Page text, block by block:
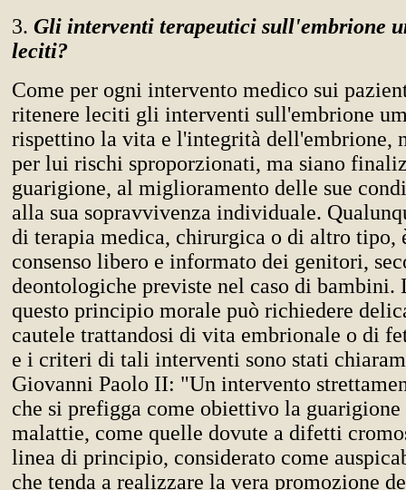
3. Gli interventi terapeutici sull'embrione
leciti?
Come per ogni intervento medico sui
ritenere leciti gli interventi sull'embrione
rispettino la vita e l'integrità dell'embrione,
per lui rischi sproporzionati, ma siano
guarigione, al miglioramento delle sue
alla sua sopravvivenza individuale.
di terapia medica, chirurgica o di altro tipo,
consenso libero e informato dei genitori,
deontologiche previste nel caso di
questo principio morale può richiedere
cautele trattandosi di vita embrionale o di
e i criteri di tali interventi sono stati
Giovanni Paolo II: "Un intervento
che si prefigga come obiettivo la
malattie, come quelle dovute a difetti
linea di principio, considerato come
che tenda a realizzare la vera promozione